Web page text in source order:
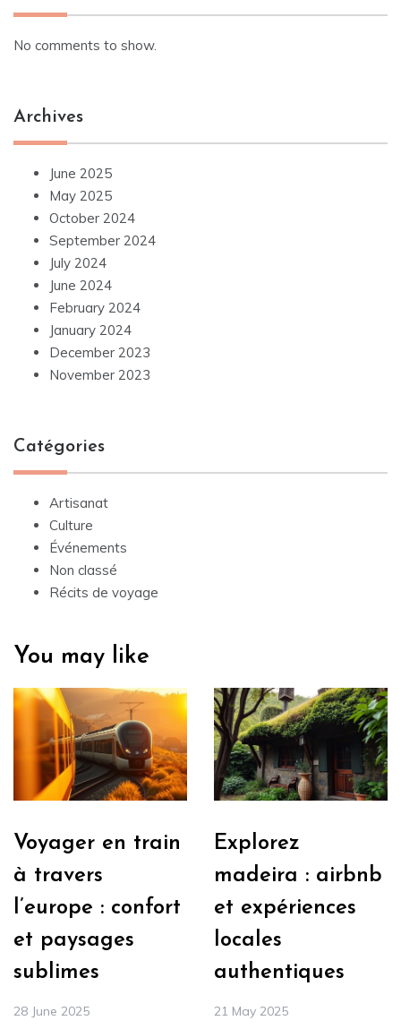
No comments to show.
Archives
June 2025
May 2025
October 2024
September 2024
July 2024
June 2024
February 2024
January 2024
December 2023
November 2023
Catégories
Artisanat
Culture
Événements
Non classé
Récits de voyage
You may like
Voyager en train
à travers
l’europe : confort
et paysages
sublimes
28 June 2025
Explorez
madeira : airbnb
et expériences
locales
authentiques
21 May 2025